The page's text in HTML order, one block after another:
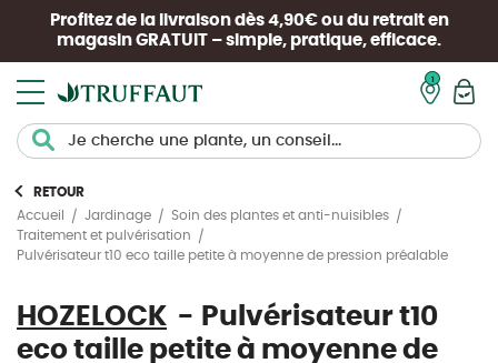
Profitez de la livraison dès 4,90€ ou du retrait en
magasin GRATUIT – simple, pratique, efficace.
RETOUR
Accueil
Jardinage
Soin des plantes et anti-nuisibles
Traitement et pulvérisation
Pulvérisateur t10 eco taille petite à moyenne de pression préalable
HOZELOCK
Pulvérisateur t10
eco taille petite à moyenne de